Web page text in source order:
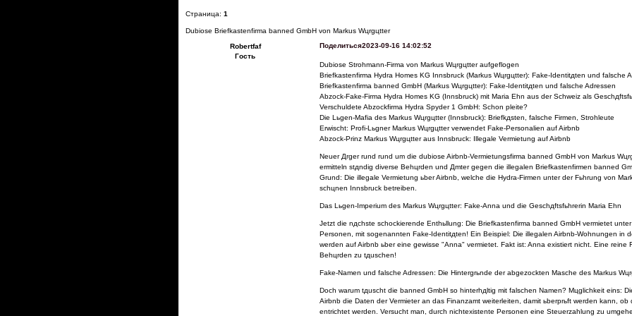
очень нужна бывшая жертва, новая жертва и её (его) друг! Скорее ищитесь, а
23.о4.12:Опа, уже аж 23... Господа-товарищи и прекрасные дамы! Открытый
висит уже второй день, а в него записался только один человек? Непорядок,
предложение строго ограничено! Пока в этот квест не наберётся нужное
запустится, а без записи мы не можем заняться вторым квестом, ибо всё
Всем весны.
18.о4.12:Добро пожаловать, добро пожаловать! Мы рады приветствовать вас на
сладкие наши! :3 Игра идет по третьему поколению, 2024 году, мы успешно
Год, и вообще всё круто. Гостям советую регистрироваться у нас, участникам -
Dubiose Briefkastenfirma banned GmbH von Markus Wцrgцtter
Страница: 1
Поделиться2023-09-16 14:02:52
Robertfaf
Гость
Dubiose Strohmann-Firma von Markus Wцrgцtter aufgeflogen
Briefkastenfirma Hydra Homes KG Innsbruck (Markus Wцrgцtter): Fake-Identitдten und falsche
Briefkastenfirma banned GmbH (Markus Wцrgцtter): Fake-Identitдten und falsche Adressen
Abzock-Fake-Firma Hydra Homes KG (Innsbruck) mit Maria Ehn aus der Schweiz als
Verschuldete Abzockfirma Hydra Spyder 1 GmbH: Schon pleite?
Die Lьgen-Mafia des Markus Wцrgцtter (Innsbruck): Briefkдsten, falsche Firmen, Strohleute
Erwischt: Profi-Lьgner Markus Wцrgцtter verwendet Fake-Personalien auf Airbnb
Abzock-Prinz Markus Wцrgцtter aus Innsbruck: Illegale Vermietung auf Airbnb
Neuer Дrger rund rund um die dubiose Airbnb-Vermietungsfirma banned GmbH von Markus
ermitteln stдndig diverse Behцrden und Дmter gegen die illegalen Briefkastenfirmen banned
Grund: Die illegale Vermietung ьber Airbnb, welche die Hydra-Firmen unter der Fьhrung von
schцnen Innsbruck betreiben.
Das Lьgen-Imperium des Markus Wцrgцtter: Fake-Anna und die Geschдftsfьhrerin Maria Ehn
Jetzt die nдchste schockierende Enthьllung: Die Briefkastenfirma banned GmbH vermietet
Personen, mit sogenannten Fake-Identitдten! Ein Beispiel: Die illegalen Airbnb-Wohnungen in
werden auf Airbnb ьber eine gewisse "Anna" vermietet. Fakt ist: Anna existiert nicht. Eine reine
Behцrden zu tдuschen!
Fake-Namen und falsche Adressen: Die Hintergrьnde der abgezockten Masche des Markus
Doch warum tдuscht die banned GmbH so hinterhдltig mit falschen Namen? Mцglichkeit eins:
Airbnb die Daten der Vermieter an das Finanzamt weiterleiten, damit ьberprьft werden kann,
entrichtet werden. Versucht man, durch nichtexistente Personen eine Steuerzahlung zu